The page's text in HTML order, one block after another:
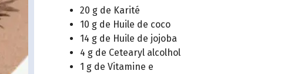
20 g de Karité
10 g de Huile de coco
14 g de Huile de jojoba
4 g de Cetearyl alcolhol
1 g de Vitamine e